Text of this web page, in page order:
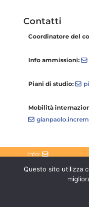
Contatti
Coordinatore del
Info ammissioni:
Piani di studio:
Mobilità
Info:
ingauto-
deib@polimi.it
Questo sito utilizza